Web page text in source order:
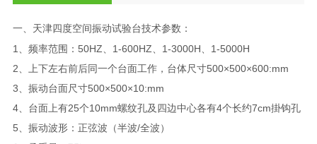
一、天津四度空间振动试验台技术参数：
1、频率范围：50HZ、1-600HZ、1-3000H、1-5000H
2、上下左右前后同一个台面工作，台体尺寸500×500×600:mm
3、振动台面尺寸500×500×10:mm
4、台面上有25个10mm螺纹孔及四边中心各有4个长约7cm掛钩孔
5、振动波形：正弦波（半波/全波）